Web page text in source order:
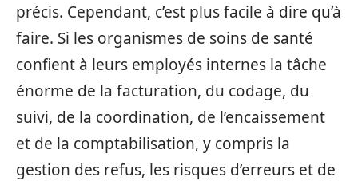
précis. Cependant, c’est plus facile à dire qu’à
faire. Si les organismes de soins de santé
confient à leurs employés internes la tâche
énorme de la facturation, du codage, du
suivi, de la coordination, de l’encaissement
et de la comptabilisation, y compris la
gestion des refus, les risques d’erreurs et de